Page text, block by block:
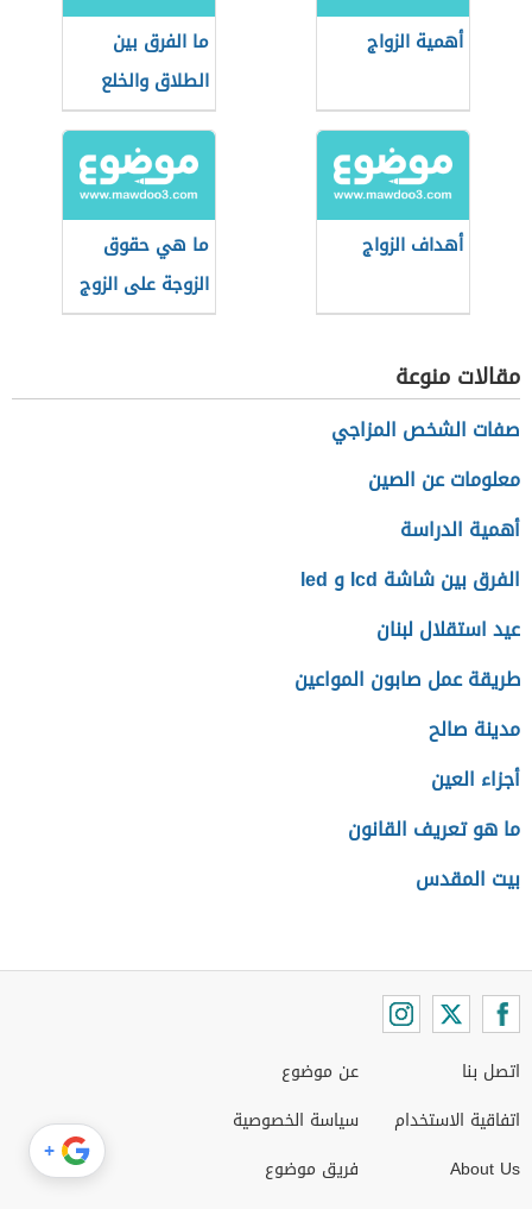
أهمية الزواج
ما الفرق بين
الطلاق والخلع
أهداف الزواج
ما هي حقوق
الزوجة على الزوج
مقالات منوعة
صفات الشخص المزاجي
معلومات عن الصين
أهمية الدراسة
الفرق بين شاشة lcd و led
عيد استقلال لبنان
طريقة عمل صابون المواعين
مدينة صالح
أجزاء العين
ما هو تعريف القانون
بيت المقدس
اتصل بنا
اتفاقية الاستخدام
About Us
عن موضوع
سياسة الخصوصية
فريق موضوع
+